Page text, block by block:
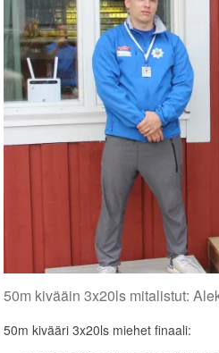
50m kivääin 3x20ls mitalistut:
50m kivääri 3x20ls miehet finaali: